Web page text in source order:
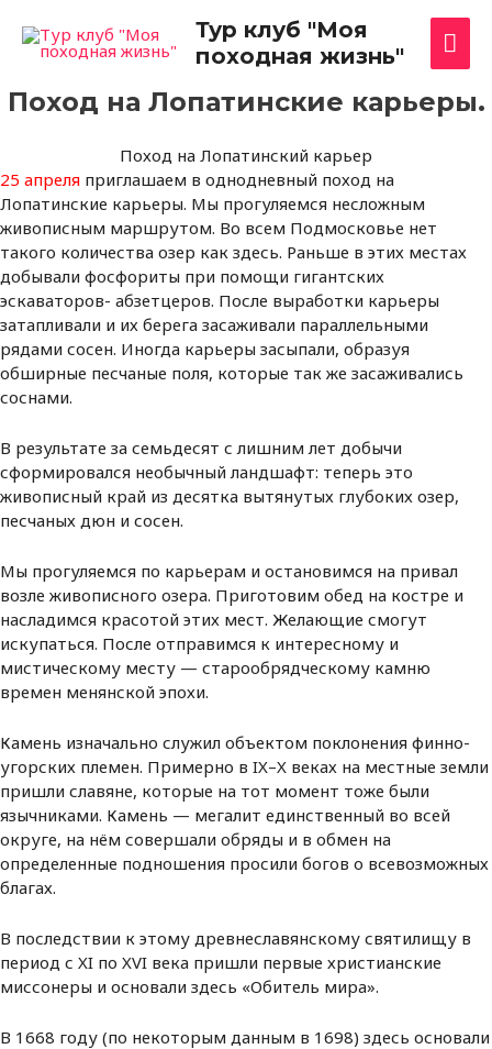
содержимому
Тур клуб "Моя
походная жизнь"
Поход на Лопатинские карьеры.
Поход на Лопатинский карьер
25 апреля приглашаем в однодневный поход на
Лопатинские карьеры. Мы прогуляемся несложным
живописным маршрутом. Во всем Подмосковье нет
такого количества озер как здесь. Раньше в этих местах
добывали фосфориты при помощи гигантских
эскаваторов- абзетцеров. После выработки карьеры
затапливали и их берега засаживали параллельными
рядами сосен. Иногда карьеры засыпали, образуя
обширные песчаные поля, которые так же засаживались
соснами.
В результате за семьдесят с лишним лет добычи
сформировался необычный ландшафт: теперь это
живописный край из десятка вытянутых глубоких озер,
песчаных дюн и сосен.
Мы прогуляемся по карьерам и остановимся на привал
возле живописного озера. Приготовим обед на костре и
насладимся красотой этих мест. Желающие смогут
искупаться. После отправимся к интересному и
мистическому месту — старообрядческому камню
времен менянской эпохи.
Камень изначально служил объектом поклонения финно-
угорских племен. Примерно в IX–X веках на местные земли
пришли славяне, которые на тот момент тоже были
язычниками. Камень — мегалит единственный во всей
округе, на нём совершали обряды и в обмен на
определенные подношения просили богов о всевозможных
благах.
В последствии к этому древнеславянскому святилищу в
период с XI по XVI века пришли первые христианские
миссонеры и основали здесь «Обитель мира».
В 1668 году (по некоторым данным в 1698) здесь основали